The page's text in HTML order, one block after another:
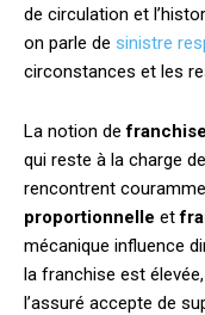
de circulation et
on parle de sinistre
circonstances et les
La notion defranchise
qui reste à la charge
rencontrent
proportionnelle et
mécanique influence
la franchise est
l’assuré accepte de